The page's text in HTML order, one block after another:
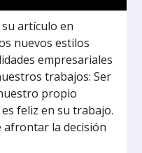
artículo en
nuevos estilos
empresariales
trabajos: Ser
propio
feliz en su trabajo.
afrontar la decisión